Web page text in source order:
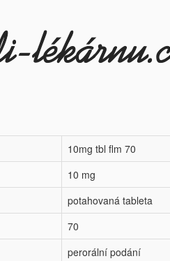
10mg tbl flm 70
10 mg
potahovaná tableta
70
perorální podání